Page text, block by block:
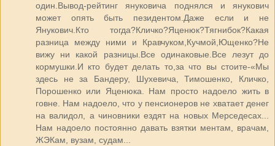
один.Вывод-рейтинг януковича поднялся и янукович
может опять быть пезидентом.Даже если и не
Янукович.Кто тогда?Кличко?Яценюк?Тягнибок?Какая
разница между ними и Кравчуком,Кучмой,Ющенко?Не
вижу ни какой разницы.Все одинаковые.Все лезут до
кормушки.И кто будет делать то,за что вы стоите-«Мы
здесь не за Бандеру, Шухевича, Тимошенко, Кличко,
Порошенко или Яценюка. Нам просто надоело жить в
говне. Нам надоело, что у пенсионеров не хватает денег
на валидол, а чиновники ездят на новых Мерседесах...
Нам надоело постоянно давать взятки ментам, врачам,
ЖЭКам, вузам, судам...